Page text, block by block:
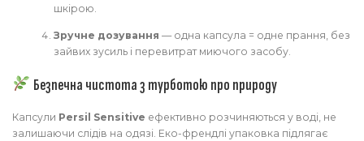
шкірою.
Зручне дозування — одна капсула = одне прання, без
зайвих зусиль і перевитрат миючого засобу.
Безпечна чистота з турботою про природу
Капсули Persil Sensitive ефективно розчиняються у воді, не
залишаючи слідів на одязі. Еко-френдлі упаковка підлягає